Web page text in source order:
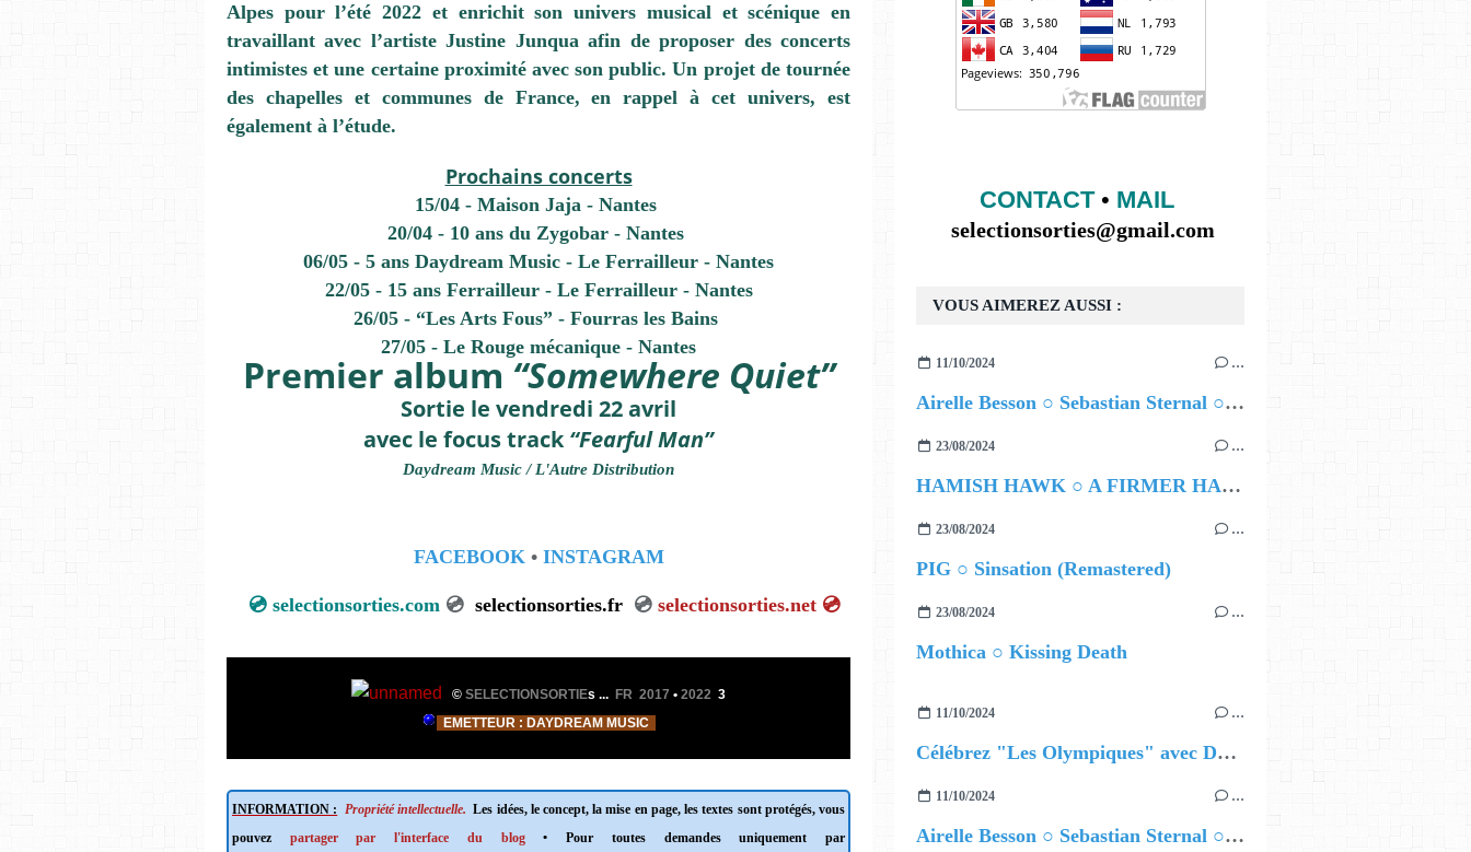
Alpes pour l’été 2022 et enrichit son univers musical et scénique en
travaillant avec l’artiste Justine Junqua afin de proposer des concerts
intimistes et une certaine proximité avec son public. Un projet de tournée
des chapelles et communes de France, en rappel à cet univers, est
également à l’étude.
Prochains concerts
15/04 - Maison Jaja - Nantes
20/04 - 10 ans du Zygobar - Nantes
06/05 - 5 ans Daydream Music - Le Ferrailleur - Nantes
22/05 - 15 ans Ferrailleur - Le Ferrailleur - Nantes
26/05 - “Les Arts Fous” - Fourras les Bains
27/05 - Le Rouge mécanique - Nantes
Premier album “Somewhere Quiet”
Sortie le vendredi 22 avril
avec le focus track “Fearful Man”
Daydream Music / L'Autre Distribution
FACEBOOK• INSTAGRAM
💿selectionsorties.com💿 selectionsorties.fr💿selectionsorties.net💿
© SELECTIONSORTIEs ... FR 2017 • 2022 3
EMETTEUR : DAYDREAM MUSIC
INFORMATION : Propriété intellectuelle. Les idées, le concept, la mise en page, les textes sont protégés, vous
pouvez partager par l'interface du blog• Pour toutes demandes uniquement par
VOUS AIMEREZ AUSSI :
11/10/2024 …
Airelle Besson ○ Sebastian Sternal ○ Jonas Burgwinkel
23/08/2024 …
HAMISH HAWK ○ A FIRMER HAND
23/08/2024 …
PIG ○ Sinsation (Remastered)
23/08/2024 …
Mothica ○ Kissing Death
11/10/2024 …
Célébrez "Les Olympiques" avec DVTR !
11/10/2024 …
Airelle Besson ○ Sebastian Sternal ○ Jonas Burgwinkel
CONTACT• MAIL
selectionsorties@gmail.com